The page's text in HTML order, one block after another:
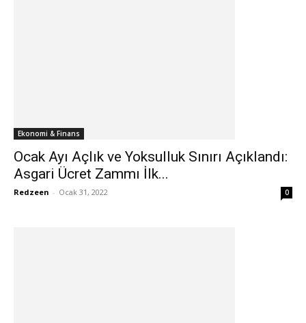
Ekonomi & Finans
Ocak Ayı Açlık ve Yoksulluk Sınırı Açıklandı:
Asgari Ücret Zammı İlk...
Redzeen - Ocak 31, 2022 0